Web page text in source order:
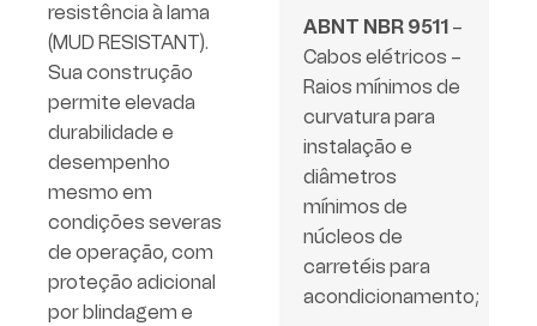
resistência à lama
(MUD RESISTANT).
Sua construção
permite elevada
durabilidade e
desempenho
mesmo em
condições severas
de operação, com
proteção adicional
por blindagem e
ABNT NBR 9511 –
Cabos elétricos –
Raios mínimos de
curvatura para
instalação e
diâmetros
mínimos de
núcleos de
carretéis para
acondicionamento;